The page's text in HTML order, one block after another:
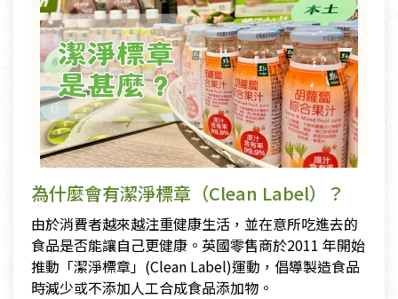
為什麼會有潔淨標章（Clean Label）？
由於消費者越來越注重健康生活，並在意所吃進去的
食品是否能讓自己更健康。英國零售商於2011 年開始
推動「潔淨標章」(Clean Label)運動，倡導製造食品
時減少或不添加人工合成食品添加物。